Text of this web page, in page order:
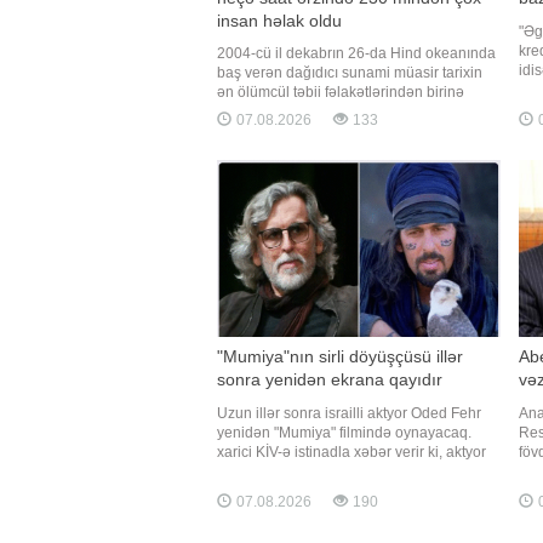
insan həlak oldu
2004-cü il dekabrın 26-da Hind okeanında
baş verən dağıdıcı sunami müasir tarixin
ən ölümcül təbii fəlakətlərindən birinə
çevrilib. Qaynarinfo xəbər verir ki, fəlakət
nəticəsində 14 ölkədə 230 mindən çox
zərər çəkən ölkələrdən biri olub. Fəlakət
necə başladı?
07.08.2026 133
"Mumiya"nın sirli döyüşçüsü illər
sonra yenidən ekrana qayıdır
Uzun illər sonra israilli aktyor Oded Fehr
yenidən "Mumiya" filmində oynayacaq.
xarici KİV-ə istinadla xəbər verir ki, aktyor
daha canlandıracaq. Ekran əsəri klassik
trilogiyanın davamı olacaq. Filmdə
07.08.2026 190